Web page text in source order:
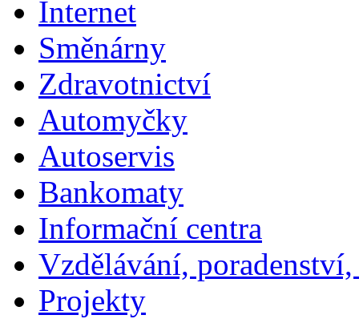
Internet
Směnárny
Zdravotnictví
Automyčky
Autoservis
Bankomaty
Informační centra
Vzdělávání,
Projekty